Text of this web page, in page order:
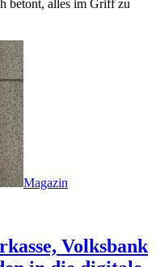
betont, alles im Griff zu
Magazin
Volksbank